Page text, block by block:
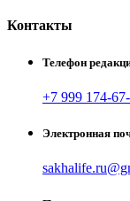
Контакты
Телефон
+7 999 174-
Электронная